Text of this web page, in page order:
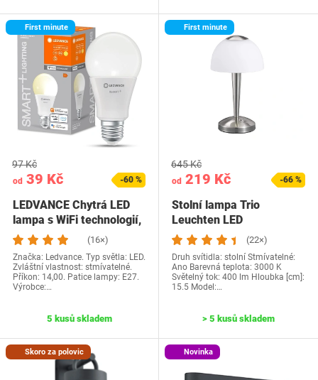
First minute
od 39 Kč
97 Kč
-60 %
LEDVANCE Chytrá LED
lampa s WiFi technologií,
patice E27,…
(16×)
Značka: Ledvance. Typ světla: LED.
Zvláštní vlastnost: stmívatelné.
Příkon: 14,00. Patice lampy: E27.
Výrobce:…
5 kusů skladem
First minute
od 219 Kč
645 Kč
-66 %
Stolní lampa Trio
Leuchten LED
(22×)
Druh svítidla: stolní Stmívatelné:
Ano Barevná teplota: 3000 K
Světelný tok: 400 lm Hloubka [cm]:
15.5 Model:…
> 5 kusů skladem
Skoro za polovic Novinka